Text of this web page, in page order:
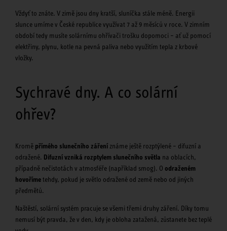
Vždyť to znáte. V zimě jsou dny kratší, sluníčka stále méně. Energii
slunce umíme v České republice využívat 7 až 9 měsíců v roce. V zimním
období tedy musíte solárnímu ohřívači trošku dopomoci – ať už pomocí
elektřiny, plynu, kotle na pevná paliva nebo využitím tepla z krbové
vložky.
Sychravé dny. A co solární
ohřev?
Kromě přímého slunečního záření známe ještě rozptýlené – difuzní a
odražené. Difuzní vzniká rozptylem slunečního světla na oblacích,
případně nečistotách v atmosféře (například smog). O odraženém
hovořímetehdy, pokud je světlo odražené od země nebo od jiných
předmětů.
Naštěstí, solární systém pracuje se všemi třemi druhy záření. Díky tomu
nemusí být pravda, že v den, kdy je obloha zatažená, zůstanete bez teplé